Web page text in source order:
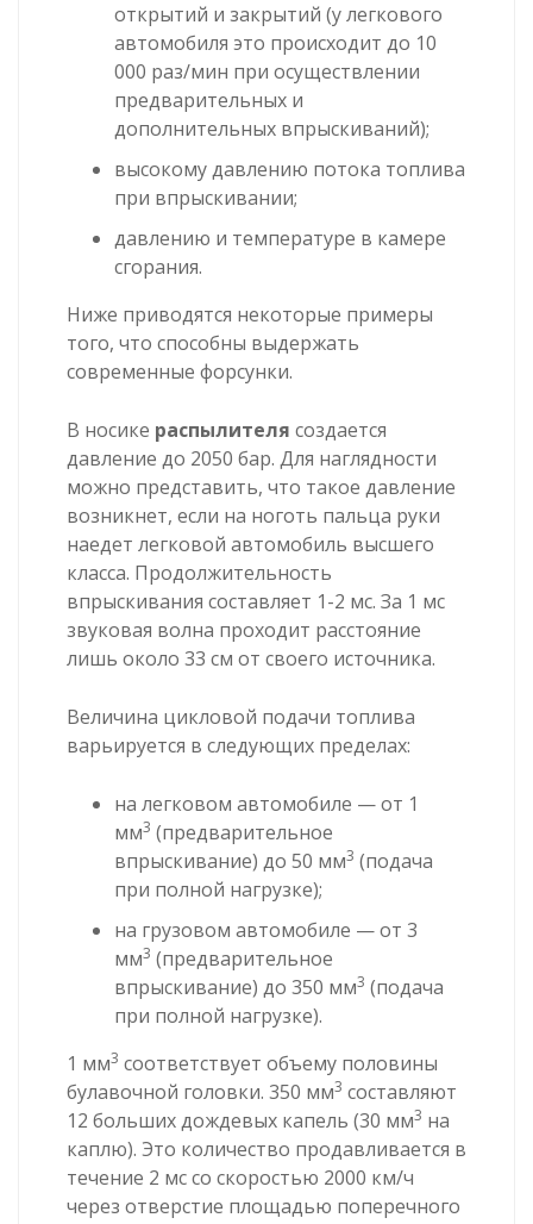
открытий и закрытий (у легкового
автомобиля это происходит до 10
000 раз/мин при осуществлении
предварительных и
дополнительных впрыскиваний);
высокому давлению потока топлива
при впрыскивании;
давлению и температуре в камере
сгорания.
Ниже приводятся некоторые примеры
того, что способны выдержать
современные форсунки.
В носике распылителя создается
давление до 2050 бар. Для наглядности
можно представить, что такое давление
возникнет, если на ноготь пальца руки
наедет легковой автомобиль высшего
класса. Продолжительность
впрыскивания составляет 1-2 мс. За 1 мс
звуковая волна проходит расстояние
лишь около 33 см от своего источника.
Величина цикловой подачи топлива
варьируется в следующих пределах:
на легковом автомобиле — от 1
мм3 (предварительное
впрыскивание) до 50 мм3 (подача
при полной нагрузке);
на грузовом автомобиле — от 3
мм3 (предварительное
впрыскивание) до 350 мм3 (подача
при полной нагрузке).
1 мм3 соответствует объему половины
булавочной головки. 350 мм3 составляют
12 больших дождевых капель (30 мм3 на
каплю). Это количество продавливается в
течение 2 мс со скоростью 2000 км/ч
через отверстие площадью поперечного